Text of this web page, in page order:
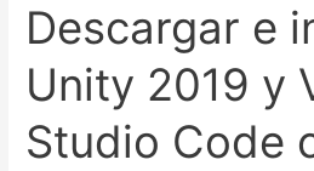
Descargar e
Unity 2019 y
Studio Code